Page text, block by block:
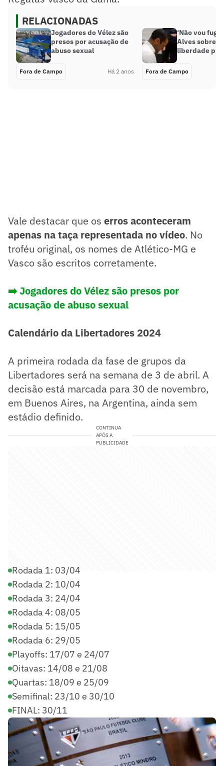
RELACIONADAS
Jogadores do Vélez são
presos por acusação de
abuso sexual
Fora de Campo Há 2 anos
‘Não vou
Alves sobre
liberdade
Fora de Campo
Vale destacar que os erros aconteceram
apenas na taça representada no vídeo. No
troféu original, os nomes de Atlético-MG e
Vasco são escritos corretamente.
➡️ Jogadores do Vélez são presos por
acusação de abuso sexual
Calendário da Libertadores 2024
A primeira rodada da fase de grupos da
Libertadores será na semana de 3 de abril. A
decisão está marcada para 30 de novembro,
em Buenos Aires, na Argentina, ainda sem
estádio definido.
CONTINUA
APÓS A
PUBLICIDADE
Rodada 1: 03/04
Rodada 2: 10/04
Rodada 3: 24/04
Rodada 4: 08/05
Rodada 5: 15/05
Rodada 6: 29/05
Playoffs: 17/07 e 24/07
Oitavas: 14/08 e 21/08
Quartas: 18/09 e 25/09
Semifinal: 23/10 e 30/10
FINAL: 30/11